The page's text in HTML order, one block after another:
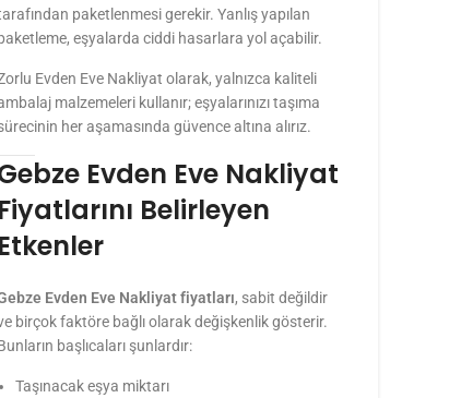
paketlenmesi gerekir. Yanlış yapılan
eşyalarda ciddi hasarlara yol açabilir.
Evden Eve Nakliyat olarak, yalnızca kaliteli
malzemeleri kullanır; eşyalarınızı taşıma
her aşamasında güvence altına alırız.
Evden Eve Nakliyat
Fiyatlarını Belirleyen
Etkenler
Evden Eve Nakliyat fiyatları, sabit değildir
birçok faktöre bağlı olarak değişkenlik gösterir.
başlıcaları şunlardır:
Taşınacak eşya miktarı